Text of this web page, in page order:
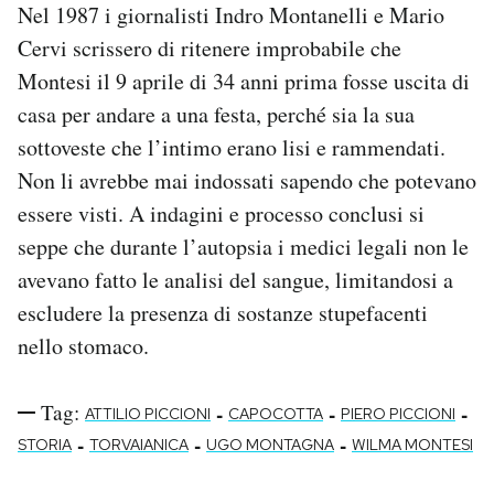
Nel 1987 i giornalisti Indro Montanelli e Mario
Cervi scrissero di ritenere improbabile che
Montesi il 9 aprile di 34 anni prima fosse uscita di
casa per andare a una festa, perché sia la sua
sottoveste che l’intimo erano lisi e rammendati.
Non li avrebbe mai indossati sapendo che potevano
essere visti. A indagini e processo conclusi si
seppe che durante l’autopsia i medici legali non le
avevano fatto le analisi del sangue, limitandosi a
escludere la presenza di sostanze stupefacenti
nello stomaco.
Tag: ATTILIO PICCIONI - CAPOCOTTA - PIERO PICCIONI -
STORIA - TORVAIANICA - UGO MONTAGNA - WILMA MONTESI